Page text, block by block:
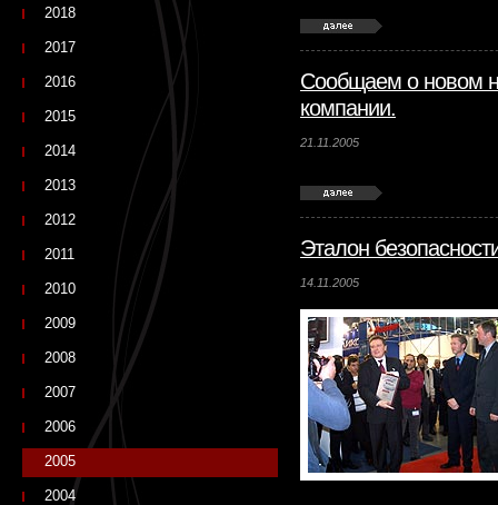
Сообщаем о новом
компании.
21.11.2005
Эталон
14.11.2005
2018
2017
2016
2015
2014
2013
2012
2011
2010
2009
2008
2007
2006
2005
2004